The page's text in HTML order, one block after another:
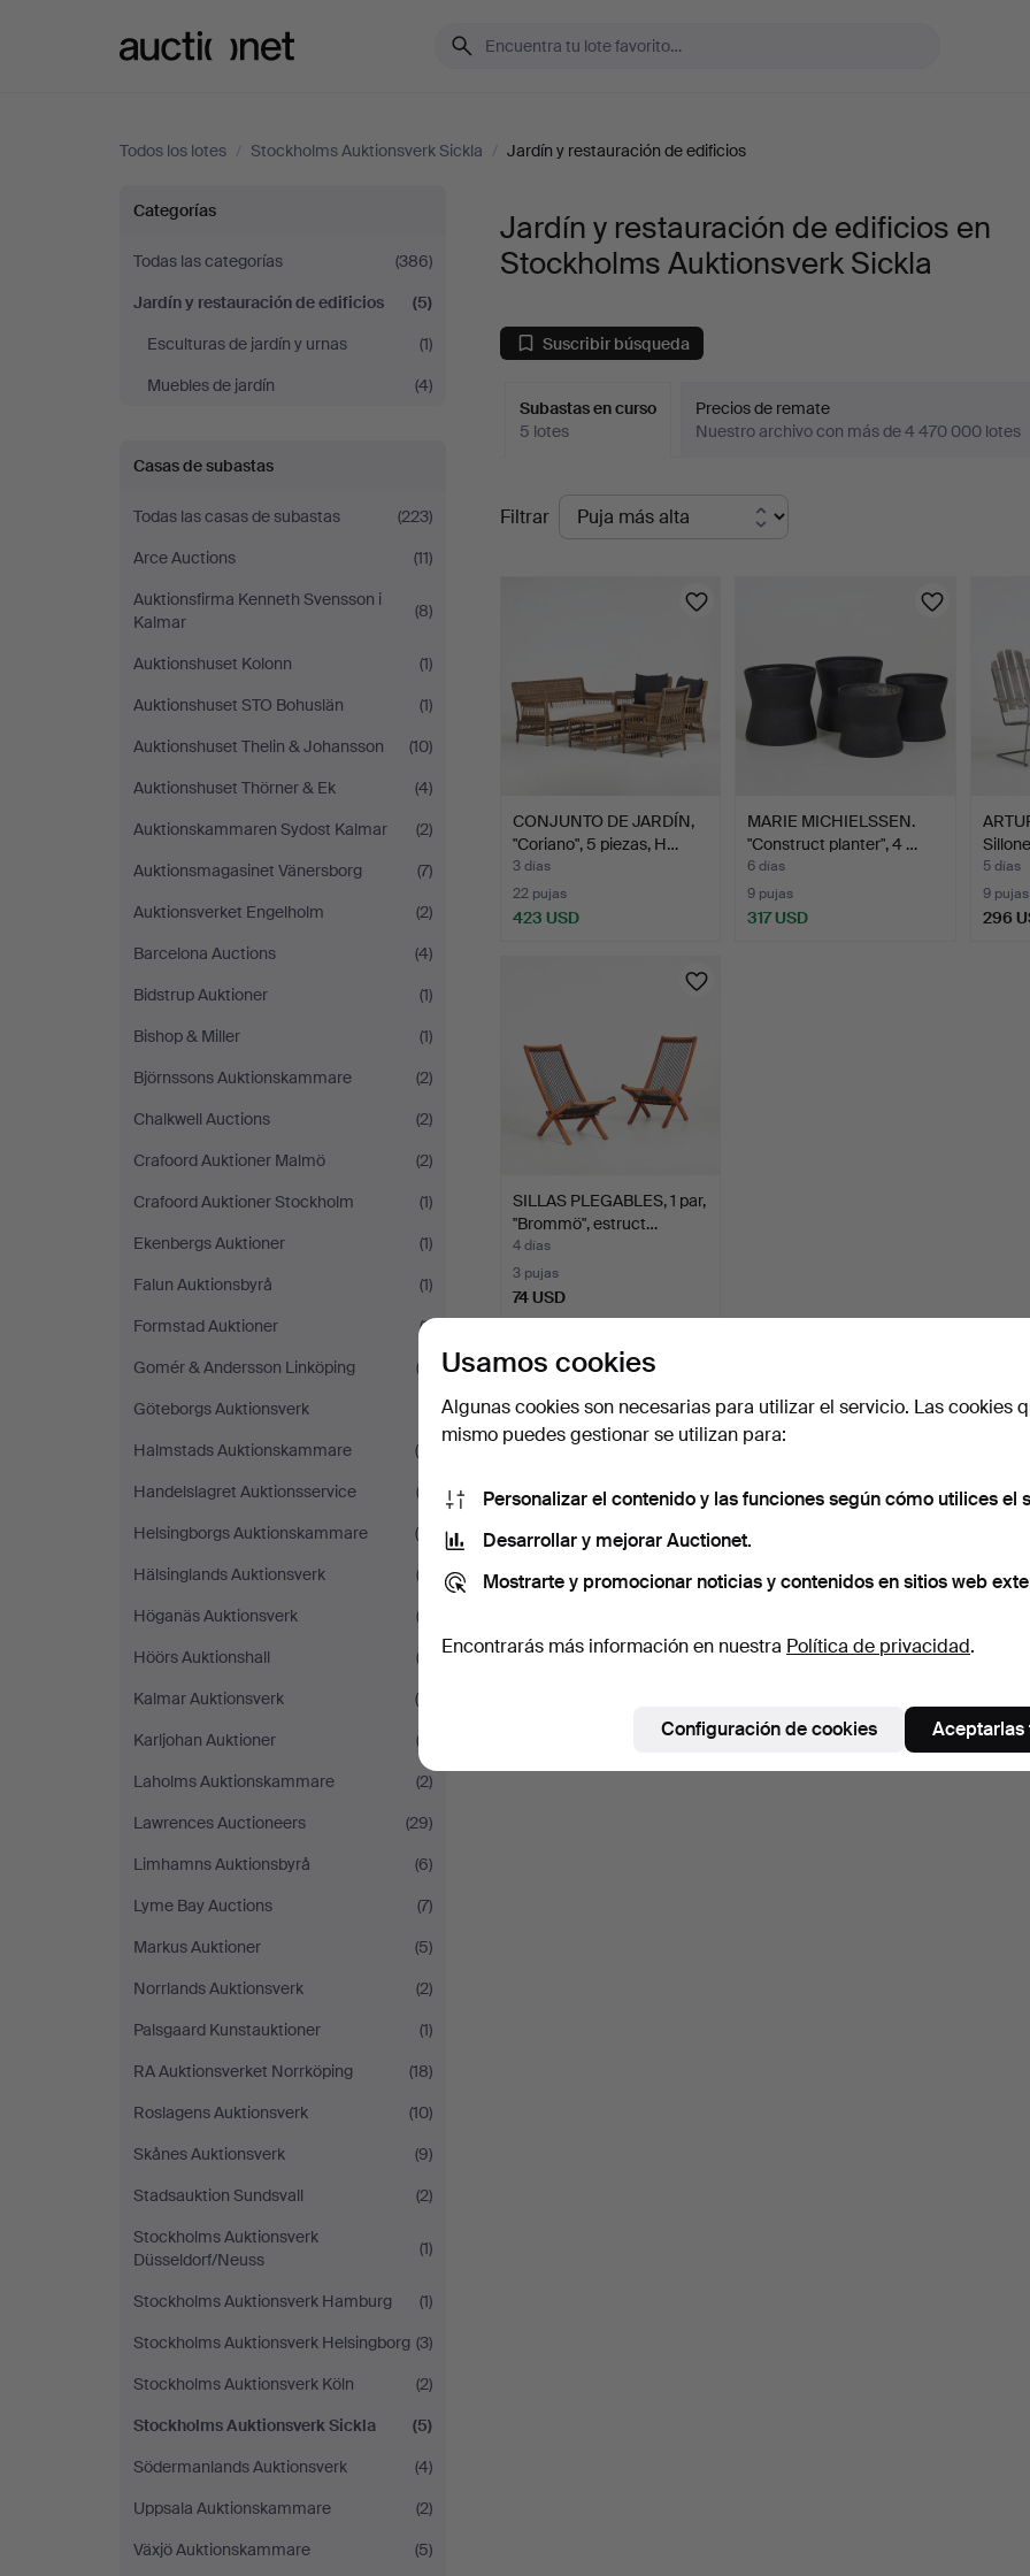
Todos los lotes / Stockholms Auktionsverk Sickla / Jardín y restauración de edificios
Jardín
y
restauración
de
en
Stockholms
Auktionsverk
Sickla
Categorías
Todas las categorías
(386)
Jardín y restauración de edificios
(5)
Esculturas de jardín y urnas
(1)
Muebles de jardín
(4)
Casas de subastas
Todas las casas de subastas
(223)
Arce Auctions
(11)
Auktionsfirma Kenneth Svensson i
Kalmar
(8)
Auktionshuset Kolonn
(1)
Auktionshuset STO Bohuslän
(1)
Auktionshuset Thelin & Johansson
(10)
Auktionshuset Thörner & Ek
(4)
Auktionskammaren Sydost Kalmar
(2)
Auktionsmagasinet Vänersborg
(7)
Auktionsverket Engelholm
(2)
Barcelona Auctions
(4)
Bidstrup Auktioner
(1)
Bishop & Miller
(1)
Björnssons Auktionskammare
(2)
Chalkwell Auctions
(2)
Crafoord Auktioner Malmö
(2)
Crafoord Auktioner Stockholm
(1)
Ekenbergs Auktioner
(1)
Falun Auktionsbyrå
(1)
Formstad Auktioner
(1)
Gomér & Andersson Linköping
(2)
Göteborgs Auktionsverk
Halmstads Auktionskammare
(5)
Handelslagret Auktionsservice
(3)
Helsingborgs Auktionskammare
(6)
Hälsinglands Auktionsverk
(3)
Höganäs Auktionsverk
(3)
Höörs Auktionshall
(3)
Kalmar Auktionsverk
(4)
Karljohan Auktioner
(2)
Laholms Auktionskammare
(2)
Lawrences Auctioneers
(29)
Limhamns Auktionsbyrå
(6)
Lyme Bay Auctions
(7)
Markus Auktioner
(5)
Norrlands Auktionsverk
(2)
Palsgaard Kunstauktioner
(1)
RA Auktionsverket Norrköping
(18)
Roslagens Auktionsverk
(10)
Skånes Auktionsverk
(9)
Stadsauktion Sundsvall
(2)
Stockholms Auktionsverk
Düsseldorf/Neuss
(1)
Stockholms Auktionsverk Hamburg
(1)
Stockholms Auktionsverk Helsingborg (3)
Stockholms Auktionsverk Köln
(2)
Stockholms Auktionsverk Sickla
(5)
Södermanlands Auktionsverk
(4)
Uppsala Auktionskammare
(2)
Växjö Auktionskammare
(5)
Jardín y restauración de edificios en
Stockholms Auktionsverk Sickla
Suscribir búsqueda
Subastas en curso
5 lotes
Precios de remate
Nuestro archivo con más de 4 470 000 lotes
Subastas
en
Filtrar
CONJUNTO DE JARDÍN,
"Coriano", 5 piezas, H…
3 días
22 pujas
423 USD
MARIE MICHIELSSEN.
"Construct planter", 4 …
6 días
9 pujas
317 USD
5 días
9 pujas
296
SILLAS PLEGABLES, 1 par,
"Brommö", estruct…
4 días
3 pujas
74 USD
Suscribir búsqueda
También puedes buscar ennuestro archivo de subastas
Usamos cookies
Algunas cookies son necesarias para utilizar el servicio. Las cookies
mismo puedes gestionar se utilizan para:
Personalizar el contenido y las funciones según cómo utilices el
Desarrollar y mejorar Auctionet.
Mostrarte y promocionar noticias y contenidos en sitios web
Encontrarás más información en nuestra Política de privacidad.
Configuración de cookies Aceptarlas